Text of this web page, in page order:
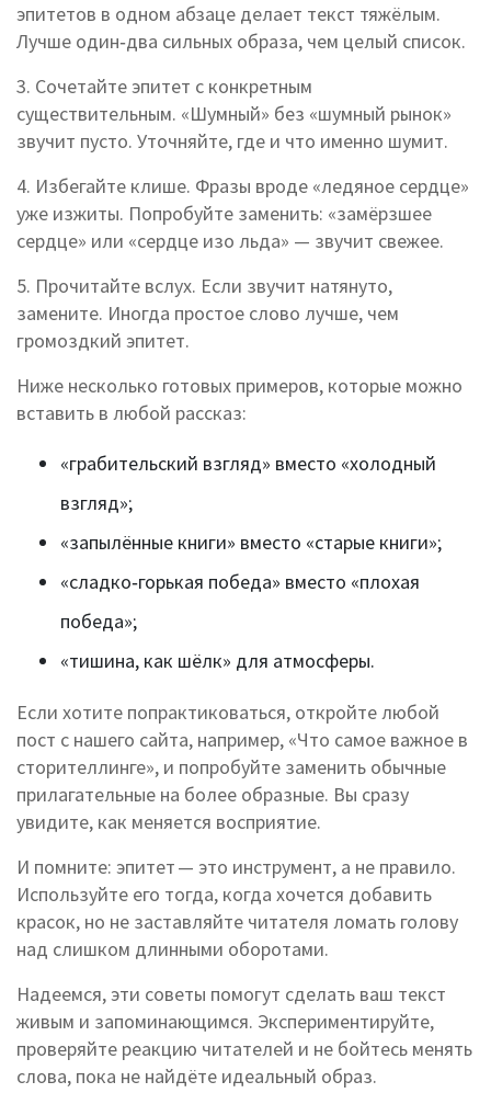
эпитетов в одном абзаце делает текст тяжёлым.
Лучше один‑два сильных образа, чем целый список.
3. Сочетайте эпитет с конкретным
существительным. «Шумный» без «шумный рынок»
звучит пусто. Уточняйте, где и что именно шумит.
4. Избегайте клише. Фразы вроде «ледяное сердце»
уже изжиты. Попробуйте заменить: «замёрзшее
сердце» или «сердце изо льда» — звучит свежее.
5. Прочитайте вслух. Если звучит натянуто,
замените. Иногда простое слово лучше, чем
громоздкий эпитет.
Ниже несколько готовых примеров, которые можно
вставить в любой рассказ:
«грабительский взгляд» вместо «холодный
взгляд»;
«запылённые книги» вместо «старые книги»;
«сладко‑горькая победа» вместо «плохая
победа»;
«тишина, как шёлк» для атмосферы.
Если хотите попрактиковаться, откройте любой
пост с нашего сайта, например, «Что самое важное в
сторителлинге», и попробуйте заменить обычные
прилагательные на более образные. Вы сразу
увидите, как меняется восприятие.
И помните: эпитет — это инструмент, а не правило.
Используйте его тогда, когда хочется добавить
красок, но не заставляйте читателя ломать голову
над слишком длинными оборотами.
Надеемся, эти советы помогут сделать ваш текст
живым и запоминающимся. Экспериментируйте,
проверяйте реакцию читателей и не бойтесь менять
слова, пока не найдёте идеальный образ.